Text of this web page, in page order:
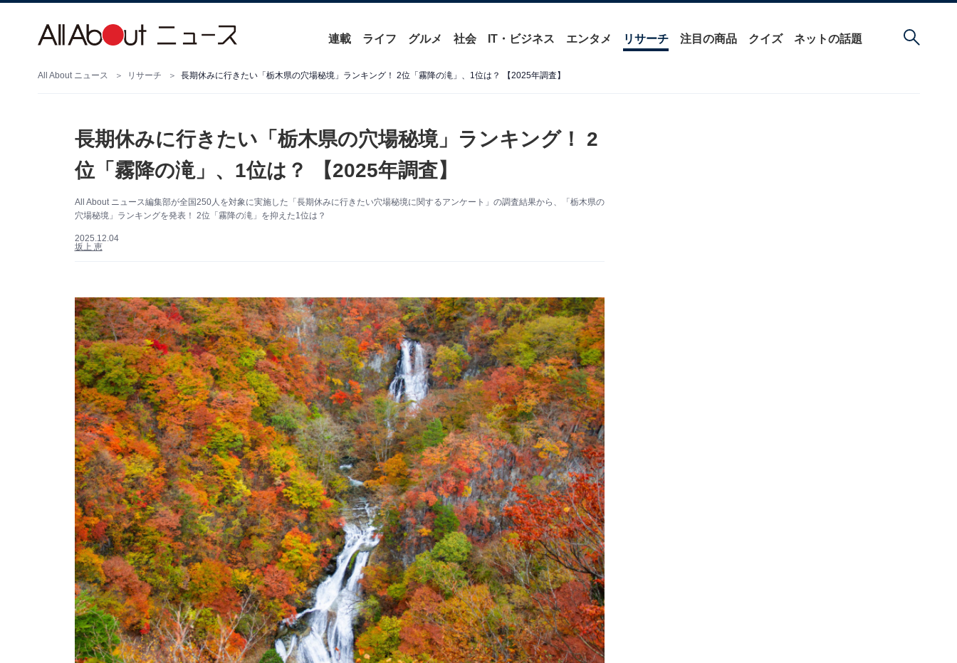
連載 ライフ グルメ 社会 IT・ビジネス エンタメ リサーチ 注目の商品 クイズ ネットの話題
All About ニュース リサーチ 長期休みに行きたい「栃木県の穴場秘境」ランキング！ 2位「霧降の滝」、1位は？ 【2025年調査】
長期休みに行きたい「栃木県の穴場秘境」ランキング！ 2
位「霧降の滝」、1位は？ 【2025年調査】
All About ニュース編集部が全国250人を対象に実施した「長期休みに行きたい穴場秘境に関するアンケート」の調査結果から、「栃木県の
穴場秘境」ランキングを発表！ 2位「霧降の滝」を抑えた1位は？
2025.12.04
坂上 恵